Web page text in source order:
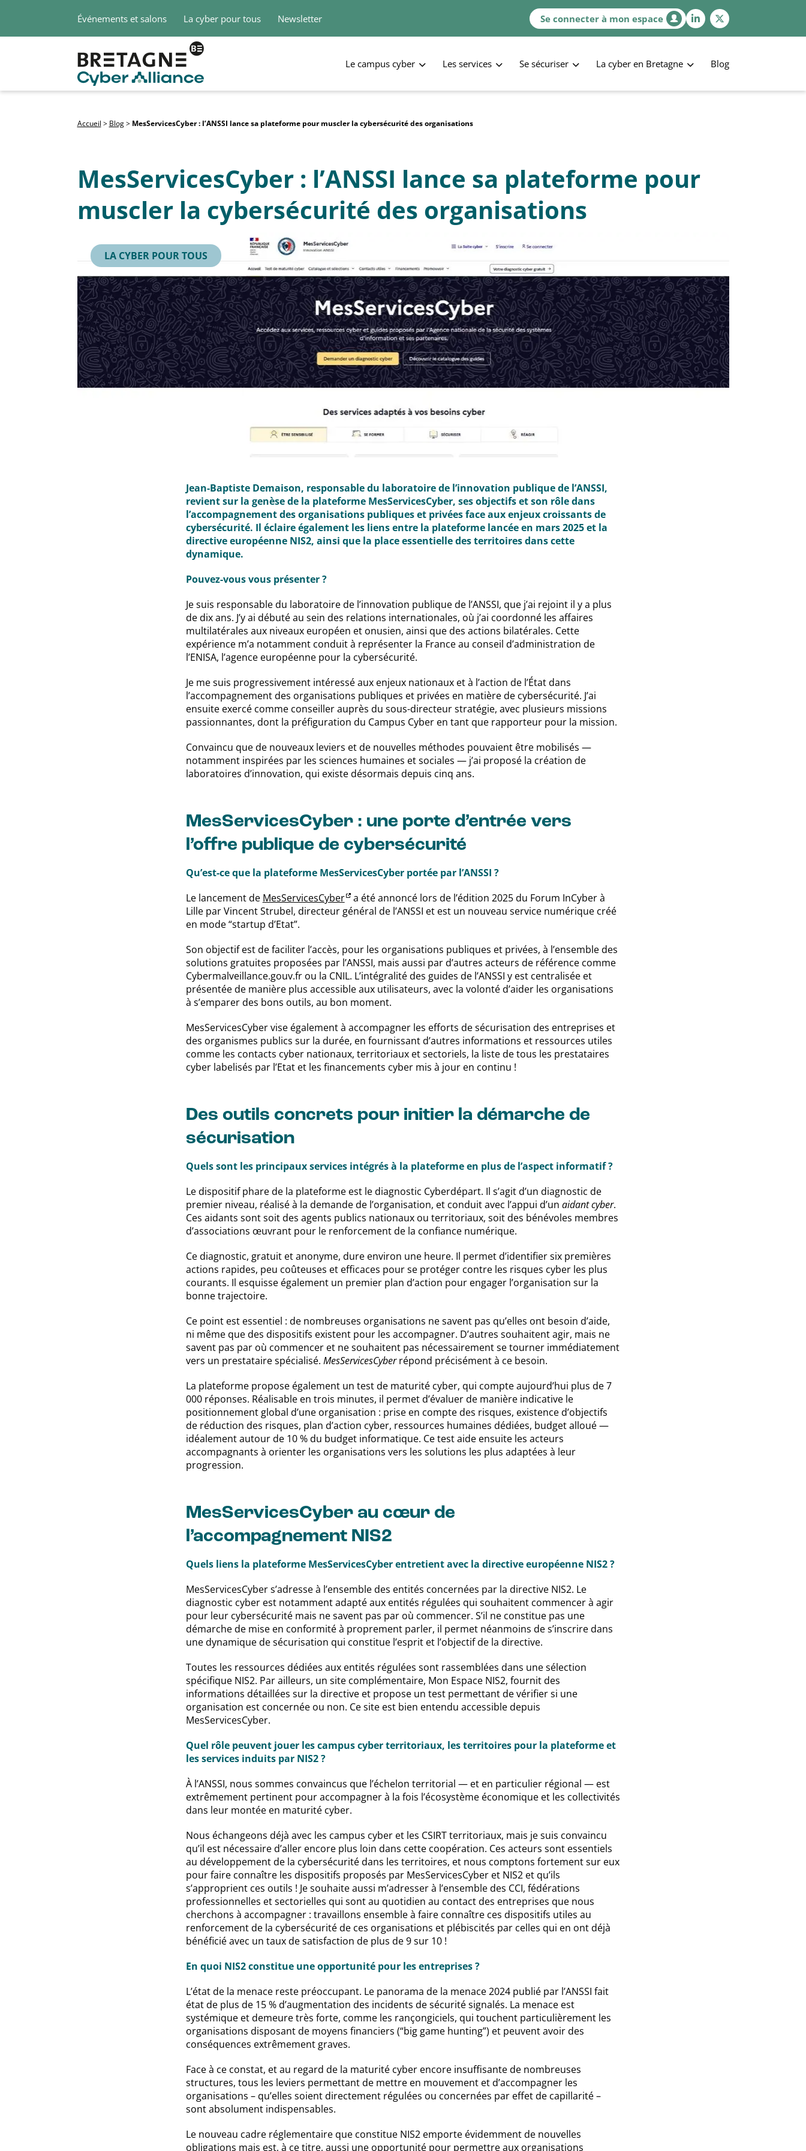
Événements et salons La cyber pour tous Newsletter Se connecter à mon espace
Le campus cyber Les services Se sécuriser La cyber en Bretagne Blog
LA CYBER POUR TOUS
MesServicesCyber : l’ANSSI lance sa plateforme pour
muscler la cybersécurité des organisations
Accueil > Blog> MesServicesCyber : l’ANSSI lance sa plateforme pour muscler la cybersécurité des organisations
Jean-Baptiste Demaison, responsable du laboratoire de l’innovation publique de l’ANSSI,
revient sur la genèse de la plateforme MesServicesCyber, ses objectifs et son rôle dans
l’accompagnement des organisations publiques et privées face aux enjeux croissants de
cybersécurité. Il éclaire également les liens entre la plateforme lancée en mars 2025 et la
directive européenne NIS2, ainsi que la place essentielle des territoires dans cette
dynamique.
Pouvez-vous vous présenter ?
Je suis responsable du laboratoire de l’innovation publique de l’ANSSI, que j’ai rejoint il y a plus
de dix ans. J’y ai débuté au sein des relations internationales, où j’ai coordonné les affaires
multilatérales aux niveaux européen et onusien, ainsi que des actions bilatérales. Cette
expérience m’a notamment conduit à représenter la France au conseil d’administration de
l’ENISA, l’agence européenne pour la cybersécurité.
Je me suis progressivement intéressé aux enjeux nationaux et à l’action de l’État dans
l’accompagnement des organisations publiques et privées en matière de cybersécurité. J’ai
ensuite exercé comme conseiller auprès du sous-directeur stratégie, avec plusieurs missions
passionnantes, dont la préfiguration du Campus Cyber en tant que rapporteur pour la mission.
Convaincu que de nouveaux leviers et de nouvelles méthodes pouvaient être mobilisés —
notamment inspirées par les sciences humaines et sociales — j’ai proposé la création de
laboratoires d’innovation, qui existe désormais depuis cinq ans.
MesServicesCyber : une porte d’entrée vers
l’offre publique de cybersécurité
Qu’est-ce que la plateforme MesServicesCyber portée par l’ANSSI ?
Le lancement de MesServicesCyber a été annoncé lors de l’édition 2025 du Forum InCyber à
Lille par Vincent Strubel, directeur général de l’ANSSI et est un nouveau service numérique créé
en mode “startup d’Etat”.
Son objectif est de faciliter l’accès, pour les organisations publiques et privées, à l’ensemble des
solutions gratuites proposées par l’ANSSI, mais aussi par d’autres acteurs de référence comme
Cybermalveillance.gouv.fr ou la CNIL. L’intégralité des guides de l’ANSSI y est centralisée et
présentée de manière plus accessible aux utilisateurs, avec la volonté d’aider les organisations
à s’emparer des bons outils, au bon moment.
MesServicesCyber vise également à accompagner les efforts de sécurisation des entreprises et
des organismes publics sur la durée, en fournissant d’autres informations et ressources utiles
comme les contacts cyber nationaux, territoriaux et sectoriels, la liste de tous les prestataires
cyber labelisés par l’Etat et les financements cyber mis à jour en continu !
Des outils concrets pour initier la démarche de
sécurisation
Quels sont les principaux services intégrés à la plateforme en plus de l’aspect informatif ?
Le dispositif phare de la plateforme est le diagnostic Cyberdépart. Il s’agit d’un diagnostic de
premier niveau, réalisé à la demande de l’organisation, et conduit avec l’appui d’un aidant cyber.
Ces aidants sont soit des agents publics nationaux ou territoriaux, soit des bénévoles membres
d’associations œuvrant pour le renforcement de la confiance numérique.
Ce diagnostic, gratuit et anonyme, dure environ une heure. Il permet d’identifier six premières
actions rapides, peu coûteuses et efficaces pour se protéger contre les risques cyber les plus
courants. Il esquisse également un premier plan d’action pour engager l’organisation sur la
bonne trajectoire.
Ce point est essentiel : de nombreuses organisations ne savent pas qu’elles ont besoin d’aide,
ni même que des dispositifs existent pour les accompagner. D’autres souhaitent agir, mais ne
savent pas par où commencer et ne souhaitent pas nécessairement se tourner immédiatement
vers un prestataire spécialisé. MesServicesCyberrépond précisément à ce besoin.
La plateforme propose également un test de maturité cyber, qui compte aujourd’hui plus de 7
000 réponses. Réalisable en trois minutes, il permet d’évaluer de manière indicative le
positionnement global d’une organisation : prise en compte des risques, existence d’objectifs
de réduction des risques, plan d’action cyber, ressources humaines dédiées, budget alloué —
idéalement autour de 10 % du budget informatique. Ce test aide ensuite les acteurs
accompagnants à orienter les organisations vers les solutions les plus adaptées à leur
progression.
MesServicesCyber au cœur de
l’accompagnement NIS2
Quels liens la plateforme MesServicesCyber entretient avec la directive européenne NIS2 ?
MesServicesCyber s’adresse à l’ensemble des entités concernées par la directive NIS2. Le
diagnostic cyber est notamment adapté aux entités régulées qui souhaitent commencer à agir
pour leur cybersécurité mais ne savent pas par où commencer. S’il ne constitue pas une
démarche de mise en conformité à proprement parler, il permet néanmoins de s’inscrire dans
une dynamique de sécurisation qui constitue l’esprit et l’objectif de la directive.
Toutes les ressources dédiées aux entités régulées sont rassemblées dans une sélection
spécifique NIS2. Par ailleurs, un site complémentaire, Mon Espace NIS2, fournit des
informations détaillées sur la directive et propose un test permettant de vérifier si une
organisation est concernée ou non. Ce site est bien entendu accessible depuis
MesServicesCyber.
Quel rôle peuvent jouer les campus cyber territoriaux, les territoires pour la plateforme et
les services induits par NIS2 ?
À l’ANSSI, nous sommes convaincus que l’échelon territorial — et en particulier régional — est
extrêmement pertinent pour accompagner à la fois l’écosystème économique et les collectivités
dans leur montée en maturité cyber.
Nous échangeons déjà avec les campus cyber et les CSIRT territoriaux, mais je suis convaincu
qu’il est nécessaire d’aller encore plus loin dans cette coopération. Ces acteurs sont essentiels
au développement de la cybersécurité dans les territoires, et nous comptons fortement sur eux
pour faire connaître les dispositifs proposés par MesServicesCyber et NIS2 et qu’ils
s’approprient ces outils ! Je souhaite aussi m’adresser à l’ensemble des CCI, fédérations
professionnelles et sectorielles qui sont au quotidien au contact des entreprises que nous
cherchons à accompagner : travaillons ensemble à faire connaître ces dispositifs utiles au
renforcement de la cybersécurité de ces organisations et plébiscités par celles qui en ont déjà
bénéficié avec un taux de satisfaction de plus de 9 sur 10 !
En quoi NIS2 constitue une opportunité pour les entreprises ?
L’état de la menace reste préoccupant. Le panorama de la menace 2024 publié par l’ANSSI fait
état de plus de 15 % d’augmentation des incidents de sécurité signalés. La menace est
systémique et demeure très forte, comme les rançongiciels, qui touchent particulièrement les
organisations disposant de moyens financiers (“big game hunting”) et peuvent avoir des
conséquences extrêmement graves.
Face à ce constat, et au regard de la maturité cyber encore insuffisante de nombreuses
structures, tous les leviers permettant de mettre en mouvement et d’accompagner les
organisations – qu’elles soient directement régulées ou concernées par effet de capillarité –
sont absolument indispensables.
Le nouveau cadre réglementaire que constitue NIS2 emporte évidemment de nouvelles
obligations mais est, à ce titre, aussi une opportunité pour permettre aux organisations